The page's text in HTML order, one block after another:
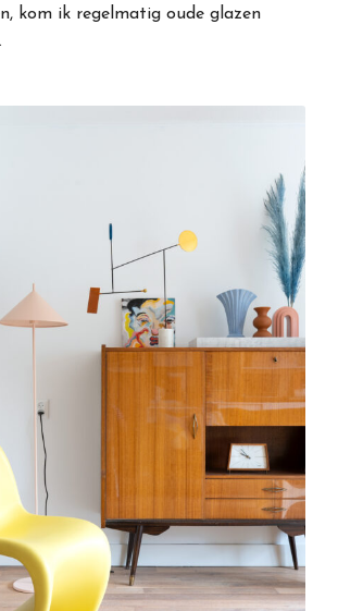
kom ik regelmatig oude glazen